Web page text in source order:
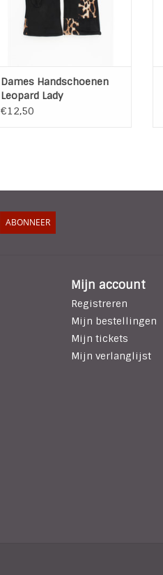
Dames Handschoenen
Leopard Lady
€12,50
ABONNEER
Mijn account
Registreren
Mijn bestellingen
Mijn tickets
Mijn verlanglijst